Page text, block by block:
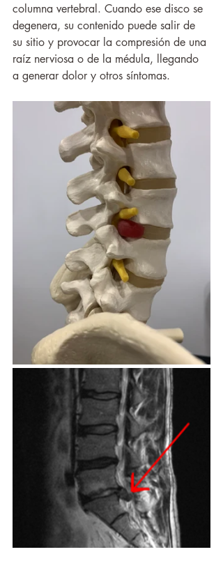
columna vertebral. Cuando ese disco se
degenera, su contenido puede salir de
su sitio y provocar la compresión de una
raíz nerviosa o de la médula, llegando
a generar dolor y otros síntomas.